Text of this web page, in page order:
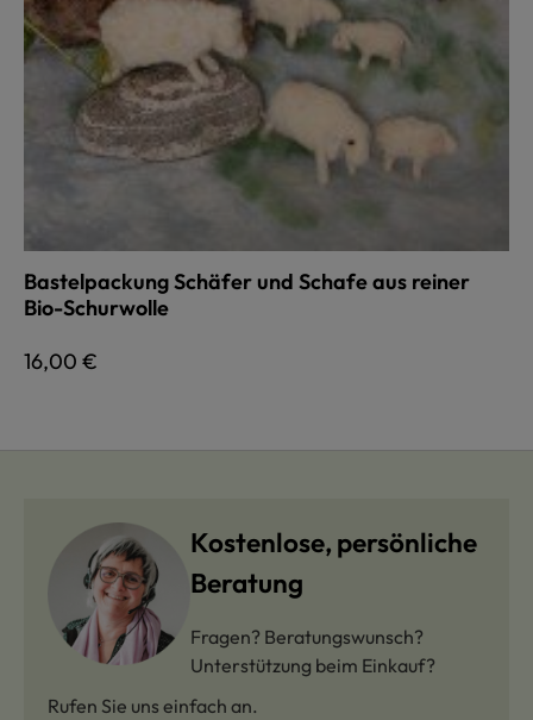
Bastelpackung Schäfer und Schafe aus reiner
Bio-Schurwolle
Regulärer Preis:
16,00 €
Kostenlose, persönliche
Beratung
Fragen? Beratungswunsch?
Unterstützung beim Einkauf?
Rufen Sie uns einfach an.